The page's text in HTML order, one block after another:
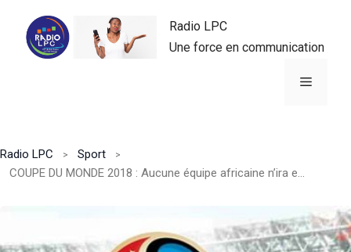
contenu
Radio LPC
Une force en communication
Menu
Radio LPC
Sport
COUPE DU MONDE 2018 : Aucune équipe africaine n’ira en huitième de finale.